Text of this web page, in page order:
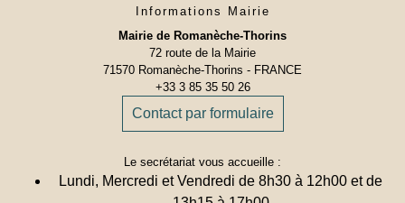
Informations Mairie
Mairie de Romanèche-Thorins
72 route de la Mairie
71570 Romanèche-Thorins - FRANCE
+33 3 85 35 50 26
Contact par formulaire
Le secrétariat vous accueille :
Lundi, Mercredi et Vendredi de 8h30 à 12h00 et de